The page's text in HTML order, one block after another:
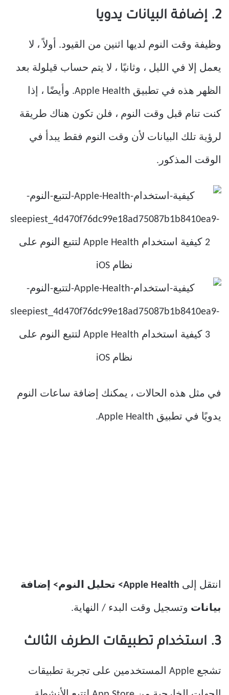
2. إضافة البيانات يدويا
وظيفة وقت النوم لديها اثنين من القيود. أولاً ، لا
يعمل إلا في الليل ، وثانيًا ، لا يتم حساب قيلولة بعد
الظهر هذه في تطبيق Apple Health. وأيضًا ، إذا
كنت تنام قبل وقت النوم ، فلن تكون هناك طريقة
لرؤية تلك البيانات لأن وقت النوم فقط يبدأ في
الوقت المذكور.
في مثل هذه الحالات ، يمكنك إضافة ساعات النوم
يدويًا في تطبيق Apple Health.
انتقل إلى Apple Health> تحليل النوم> إضافة
بيانات وتسجيل وقت البدء / النهاية.
3. استخدام تطبيقات الطرف الثالث
تشجع Apple المستخدمين على تجربة تطبيقات